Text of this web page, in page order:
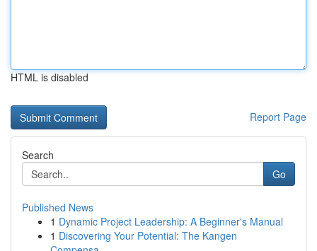
HTML is disabled
Report Page
Search
Go
Published News
1 Dynamic Project Leadership: A Beginner's Manual
1 Discovering Your Potential: The Kangen